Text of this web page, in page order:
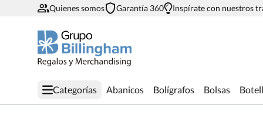
Quienes somos Garantía 360 Inspírate con nuestros
Categorías Abanicos Bolígrafos Bolsas